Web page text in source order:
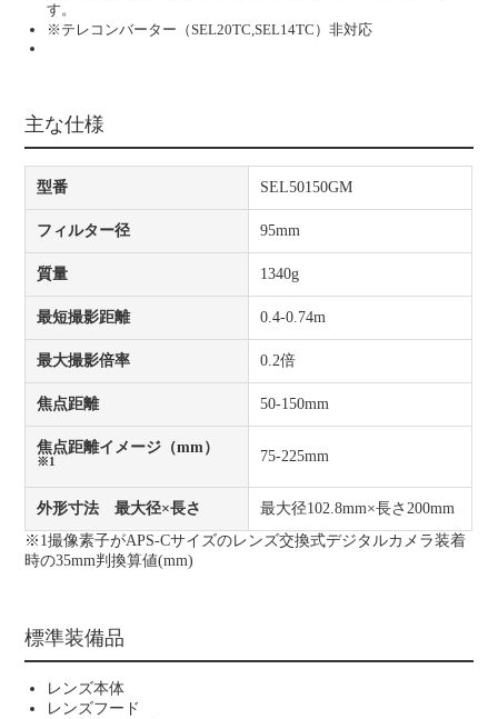
す。
※テレコンバーター（SEL20TC,SEL14TC）非対応
主な仕様
型番 SEL50150GM
フィルター径 95mm
質量 1340g
最短撮影距離 0.4-0.74m
最大撮影倍率 0.2倍
焦点距離 50-150mm
焦点距離イメージ（mm）
※1 75-225mm
外形寸法 最大径×長さ
最大径102.8mm×長さ200mm
※1撮像素子がAPS-Cサイズのレンズ交換式デジタルカメラ装着
時の35mm判換算値(mm)
標準装備品
レンズ本体
レンズフード